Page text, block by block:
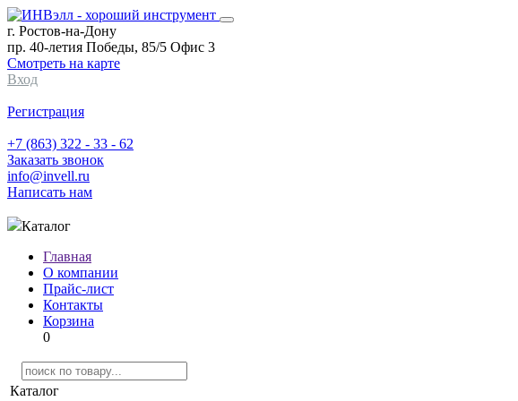
г. Ростов-на-Дону
пр. 40-летия Победы, 85/5 Офис 3
Смотреть на карте
Вход
Регистрация
+7 (863) 322 - 33 - 62
Заказать звонок
info@invell.ru
Написать нам
Каталог
Главная
О компании
Прайс-лист
Контакты
Корзина
0
Каталог